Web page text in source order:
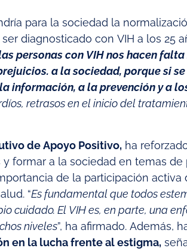
para la sociedad la
diagnosticado con VIH a los 25
personas con VIH nos hacen
a la sociedad, porque si se
información, a la prevención y a
retrasos en el inicio del
de Apoyo Positivo, ha
formar a la sociedad en temas
de la participación activa
“Es fundamental que todos
cuidado. El VIH es, en parte, una
niveles”, ha afirmado. Además,
en la lucha frente al estigma,